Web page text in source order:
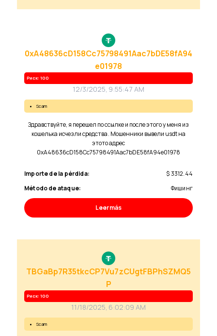
0xA48636cD158Cc75798491Aac7bDE58fA94
e01978
Риск: 100
12/3/2025, 9:55:47 AM
scam
Здравствуйте, я перешел по ссылке и после этого у меня из
кошелька исчезли средства . Мошенники вывели usdt на
этото адрес
0xA48636cD158Cc75798491Aac7bDE58fA94e01978
Importe de la pérdida:
$ 3312.44
Método de ataque:
Фишинг
Leer más
TBGaBp7R35tkcCP7Vu7zCUgtFBPhSZMQ5
P
Риск: 100
11/18/2025, 6:02:09 AM
scam